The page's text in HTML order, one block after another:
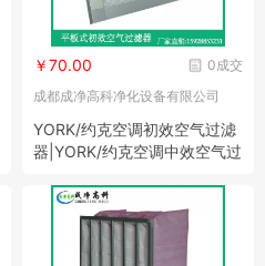
0成交
￥70.00
成都成净高科净化设备有限公司
YORK/约克空调初效空气过滤
器|YORK/约克空调中效空气过